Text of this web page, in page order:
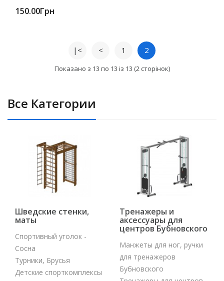
Н205
150.00Грн
|< < 1 2
Показано з 13 по 13 із 13 (2 сторінок)
Все Категории
Шведские стенки,
маты
Спортивный уголок -
Сосна
Турники, Брусья
Детские спорткомплексы
Тренажеры и
аксессуары для
центров Бубновского
Манжеты для ног, ручки
для тренажеров
Бубновского